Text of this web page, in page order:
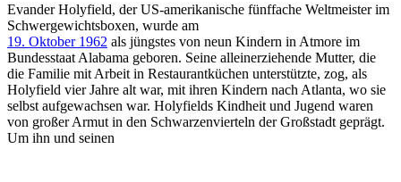
Evander Holyfield, der US-amerikanische fünffache Weltmeister im
Schwergewichtsboxen, wurde am
19. Oktober 1962 als jüngstes von neun Kindern in Atmore im
Bundesstaat Alabama geboren. Seine alleinerziehende Mutter, die
die Familie mit Arbeit in Restaurantküchen unterstützte, zog, als
Holyfield vier Jahre alt war, mit ihren Kindern nach Atlanta, wo sie
selbst aufgewachsen war. Holyfields Kindheit und Jugend waren
von großer Armut in den Schwarzenvierteln der Großstadt geprägt.
Um ihn und seinen